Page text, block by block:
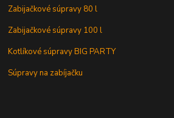
Zabijačkové súpravy 80 l
Zabijačkové súpravy 100 l
Kotlíkové súpravy BIG PARTY
Súpravy na zabíjačku